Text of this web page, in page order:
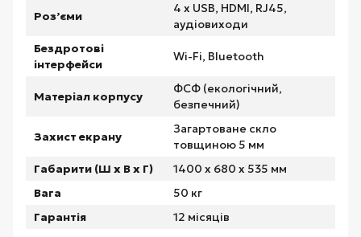
Роз’єми
4 x USB, HDMI, RJ45,
аудіовиходи
Бездротові
інтерфейси
Wi-Fi, Bluetooth
Матеріал корпусу
ФСФ (екологічний,
безпечний)
Захист екрану
Загартоване скло
товщиною 5 мм
Габарити (Ш х В х Г)
1400 х 680 х 535 мм
Вага
50 кг
Гарантія
12 місяців